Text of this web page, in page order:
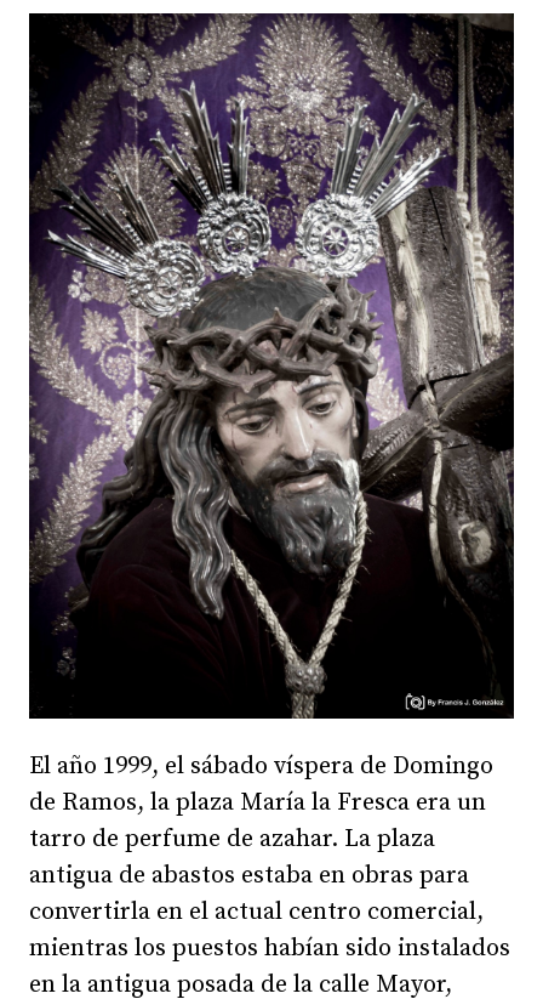
El año 1999, el sábado víspera de Domingo
de Ramos, la plaza María la Fresca era un
tarro de perfume de azahar. La plaza
antigua de abastos estaba en obras para
convertirla en el actual centro comercial,
mientras los puestos habían sido instalados
en la antigua posada de la calle Mayor,